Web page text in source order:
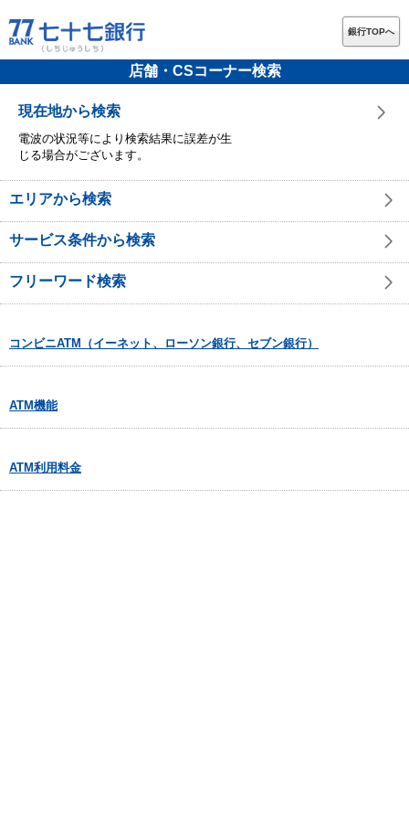
銀行TOPへ
店舗・CSコーナー検索
現在地から検索
電波の状況等により検索結果に誤差が生
じる場合がございます。
エリアから検索
サービス条件から検索
フリーワード検索
コンビニATM（イーネット、ローソン銀行、セブン銀行）
ATM機能
ATM利用料金